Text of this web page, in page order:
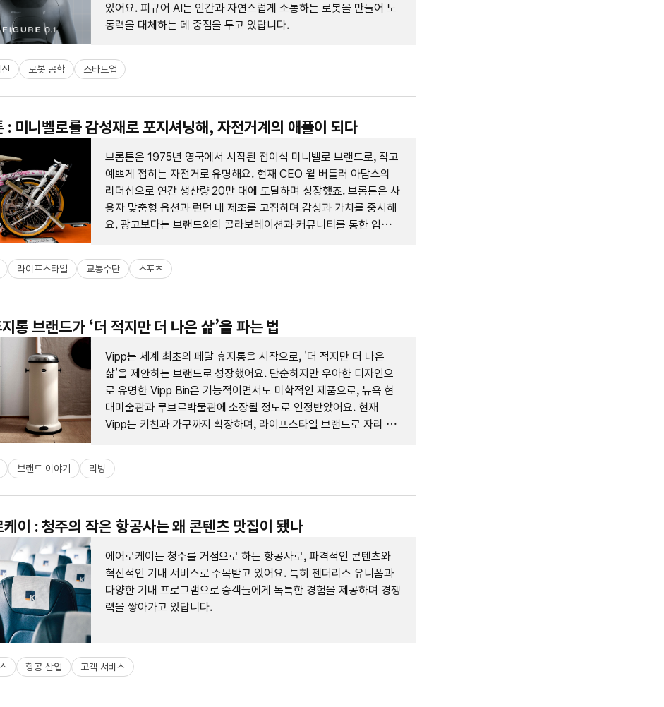
있어요. 피규어 AI는 인간과 자연스럽게 소통하는 로봇을 만들어 노
동력을 대체하는 데 중점을 두고 있답니다.
로봇 공학 스타트업
: 미니벨로를 감성재로 포지셔닝해, 자전거계의 애플이 되다
브롬톤은 1975년 영국에서 시작된 접이식 미니벨로 브랜드로, 작고
예쁘게 접히는 자전거로 유명해요. 현재 CEO 윌 버틀러 아담스의
리더십으로 연간 생산량 20만 대에 도달하며 성장했죠. 브롬톤은 사
용자 맞춤형 옵션과 런던 내 제조를 고집하며 감성과 가치를 중시해
요. 광고보다는 브랜드와의 콜라보레이션과 커뮤니티를 통한 입소문
라이프스타일 교통수단 스포츠
통 브랜드가 ‘더 적지만 더 나은 삶’을 파는 법
Vipp는 세계 최초의 페달 휴지통을 시작으로, '더 적지만 더 나은
삶'을 제안하는 브랜드로 성장했어요. 단순하지만 우아한 디자인으
로 유명한 Vipp Bin은 기능적이면서도 미학적인 제품으로, 뉴욕 현
대미술관과 루브르박물관에 소장될 정도로 인정받았어요. 현재
Vipp는 키친과 가구까지 확장하며, 라이프스타일 브랜드로 자리 잡
브랜드 이야기 리빙
케이 : 청주의 작은 항공사는 왜 콘텐츠 맛집이 됐나
에어로케이는 청주를 거점으로 하는 항공사로, 파격적인 콘텐츠와
혁신적인 기내 서비스로 주목받고 있어요. 특히 젠더리스 유니폼과
다양한 기내 프로그램으로 승객들에게 독특한 경험을 제공하며 경쟁
력을 쌓아가고 있답니다.
항공 산업 고객 서비스